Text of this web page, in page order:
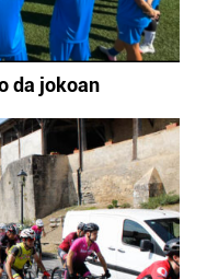
da jokoan